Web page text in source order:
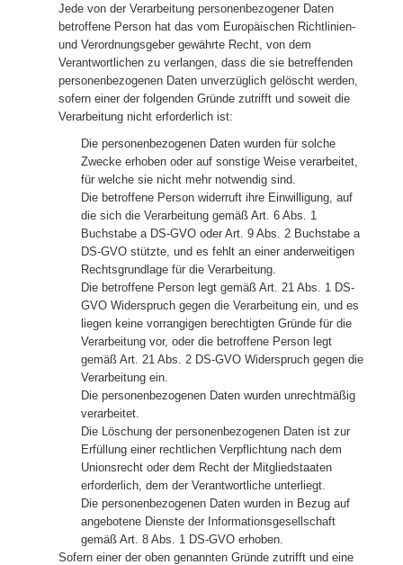
Jede von der Verarbeitung personenbezogener Daten
betroffene Person hat das vom Europäischen Richtlinien-
und Verordnungsgeber gewährte Recht, von dem
Verantwortlichen zu verlangen, dass die sie betreffenden
personenbezogenen Daten unverzüglich gelöscht werden,
sofern einer der folgenden Gründe zutrifft und soweit die
Verarbeitung nicht erforderlich ist:
Die personenbezogenen Daten wurden für solche
Zwecke erhoben oder auf sonstige Weise verarbeitet,
für welche sie nicht mehr notwendig sind.
Die betroffene Person widerruft ihre Einwilligung, auf
die sich die Verarbeitung gemäß Art. 6 Abs. 1
Buchstabe a DS-GVO oder Art. 9 Abs. 2 Buchstabe a
DS-GVO stützte, und es fehlt an einer anderweitigen
Rechtsgrundlage für die Verarbeitung.
Die betroffene Person legt gemäß Art. 21 Abs. 1 DS-
GVO Widerspruch gegen die Verarbeitung ein, und es
liegen keine vorrangigen berechtigten Gründe für die
Verarbeitung vor, oder die betroffene Person legt
gemäß Art. 21 Abs. 2 DS-GVO Widerspruch gegen die
Verarbeitung ein.
Die personenbezogenen Daten wurden unrechtmäßig
verarbeitet.
Die Löschung der personenbezogenen Daten ist zur
Erfüllung einer rechtlichen Verpflichtung nach dem
Unionsrecht oder dem Recht der Mitgliedstaaten
erforderlich, dem der Verantwortliche unterliegt.
Die personenbezogenen Daten wurden in Bezug auf
angebotene Dienste der Informationsgesellschaft
gemäß Art. 8 Abs. 1 DS-GVO erhoben.
Sofern einer der oben genannten Gründe zutrifft und eine